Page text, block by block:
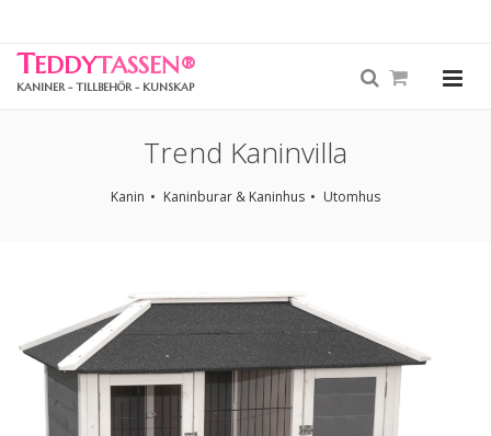
TEDDYTASSEN®
KANINER - TILLBEHÖR - KUNSKAP
Trend Kaninvilla
Kanin Kaninburar & Kaninhus Utomhus